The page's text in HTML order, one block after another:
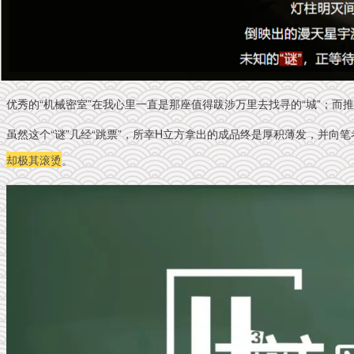
优秀的“机械密室”在我心里一直是那座值得跋涉万里去找寻的“城”；
虽然这个“谜”几经“跳票”，所幸H立方拿出的成品终是厚积薄发，并向
却极其滚烫。